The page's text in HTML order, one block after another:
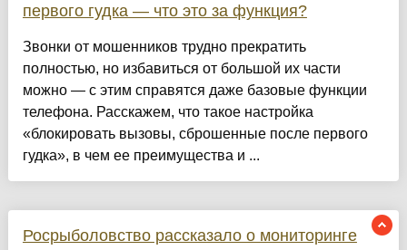
первого гудка — что это за функция?
Звонки от мошенников трудно прекратить
полностью, но избавиться от большой их части
можно — с этим справятся даже базовые функции
телефона. Расскажем, что такое настройка
«блокировать вызовы, сброшенные после первого
гудка», в чем ее преимущества и ...
Росрыболовство рассказало о мониторинге